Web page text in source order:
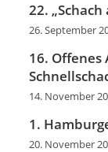
22.
26. September
16. Offenes
14. November
1.
20. November